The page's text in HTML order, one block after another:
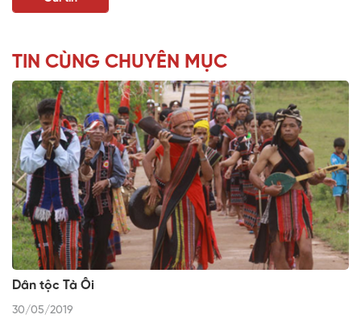
TIN CÙNG CHUYÊN MỤC
Dân tộc Tà Ôi
30/05/2019